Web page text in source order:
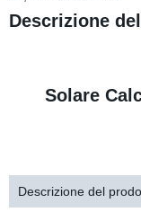
Descrizione
Solare
Descrizione del